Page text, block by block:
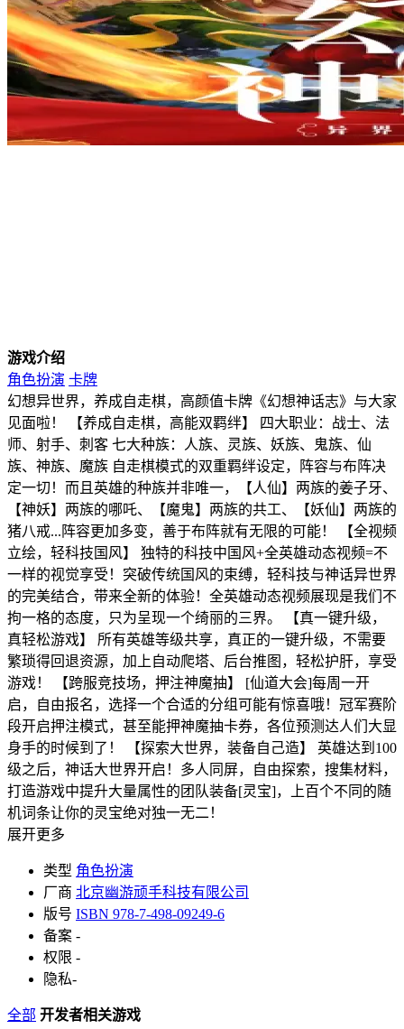
游戏介绍
角色扮演 卡牌
幻想异世界，养成自走棋，高颜值卡牌《幻想神话志》与大家
见面啦！ 【养成自走棋，高能双羁绊】 四大职业：战士、法
师、射手、刺客 七大种族：人族、灵族、妖族、鬼族、仙
族、神族、魔族 自走棋模式的双重羁绊设定，阵容与布阵决
定一切！而且英雄的种族并非唯一，【人仙】两族的姜子牙、
【神妖】两族的哪吒、【魔鬼】两族的共工、【妖仙】两族的
猪八戒...阵容更加多变，善于布阵就有无限的可能！ 【全视频
立绘，轻科技国风】 独特的科技中国风+全英雄动态视频=不
一样的视觉享受！突破传统国风的束缚，轻科技与神话异世界
的完美结合，带来全新的体验！全英雄动态视频展现是我们不
拘一格的态度，只为呈现一个绮丽的三界。 【真一键升级，
真轻松游戏】 所有英雄等级共享，真正的一键升级，不需要
繁琐得回退资源，加上自动爬塔、后台推图，轻松护肝，享受
游戏！ 【跨服竞技场，押注神魔抽】 [仙道大会]每周一开
启，自由报名，选择一个合适的分组可能有惊喜哦！冠军赛阶
段开启押注模式，甚至能押神魔抽卡券，各位预测达人们大显
身手的时候到了！ 【探索大世界，装备自己造】 英雄达到100
级之后，神话大世界开启！多人同屏，自由探索，搜集材料，
打造游戏中提升大量属性的团队装备[灵宝]，上百个不同的随
机词条让你的灵宝绝对独一无二！
展开更多
类型 角色扮演
厂商 北京幽游顽手科技有限公司
版号 ISBN 978-7-498-09249-6
备案 -
权限 -
隐私-
全部 开发者相关游戏